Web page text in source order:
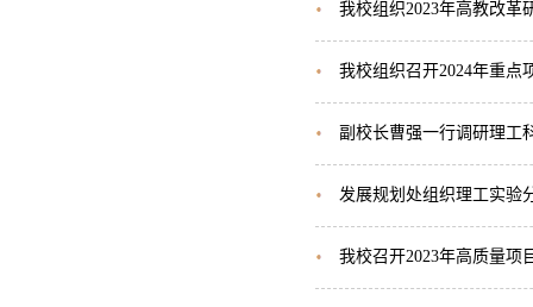
我校组织2023年高教改革
我校组织召开2024年重点
副校长曹强一行调研理工
发展规划处组织理工实验
我校召开2023年高质量项